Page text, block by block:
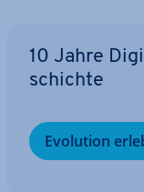
10 Jahre
schich­te
Evolution